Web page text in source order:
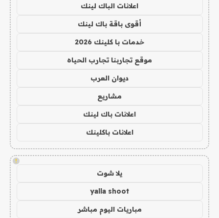
اعلانات الباك لينك
أقوى باقة باك لينك
خدمات با كلينك 2026
موقع تجاربنا تجارب الحياه
ديوان العرب
مشاريع
اعلانات باك لينك
اعلانات باكلينك
!
يلا شوت
yalla shoot
مباريات اليوم مباشر